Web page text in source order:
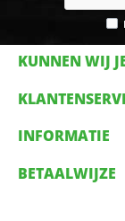
KUNNEN WIJ
INFORMATIE
BETAALWIJZE